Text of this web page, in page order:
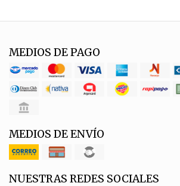
MEDIOS DE PAGO
MEDIOS DE ENVÍO
NUESTRAS REDES SOCIALES